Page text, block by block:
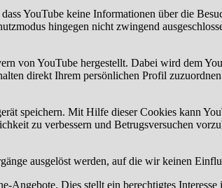
YouTube keine Informationen über die
hingegen nicht zwingend
von YouTube hergestellt. Dabei wird dem
direkt Ihrem persönlichen Profil
speichern. Mit Hilfe dieser Cookies kann
zu verbessern und Betrugsversuchen
ausgelöst werden, auf die wir keinen
Angebote. Dies stellt ein berechtigtes